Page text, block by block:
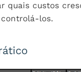
quais custos
los.